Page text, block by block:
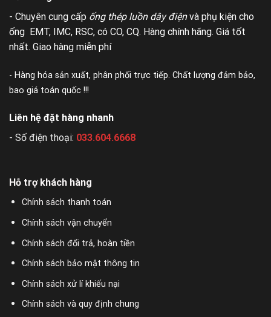
- Chuyên cung cấp ống thép luồn dây điệnvà phụ kiện cho
ống EMT, IMC, RSC, có CO, CQ. Hàng chính hãng. Giá tốt
nhất. Giao hàng miễn phí
- Hàng hóa sản xuất, phân phối trực tiếp. Chất lượng đảm bảo,
bao giá toán quốc !!!
Liên hệ đặt hàng nhanh
- Số điện thoại: 033.604.6668
Hỗ trợ khách hàng
Chính sách thanh toán
Chính sách vận chuyển
Chính sách đổi trả, hoàn tiền
Chính sách bảo mật thông tin
Chính sách xử lí khiếu nại
Chính sách và quy định chung